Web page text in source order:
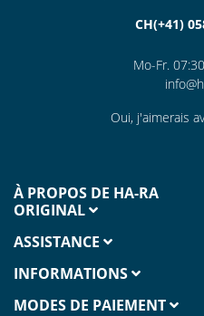
CH(+41)
Mo-Fr.
Oui, j'aimerais
À PROPOS DE HA-RA
ORIGINAL
ASSISTANCE
INFORMATIONS
MODES DE PAIEMENT